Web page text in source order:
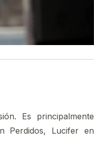
Es principalmente
Perdidos, Lucifer en